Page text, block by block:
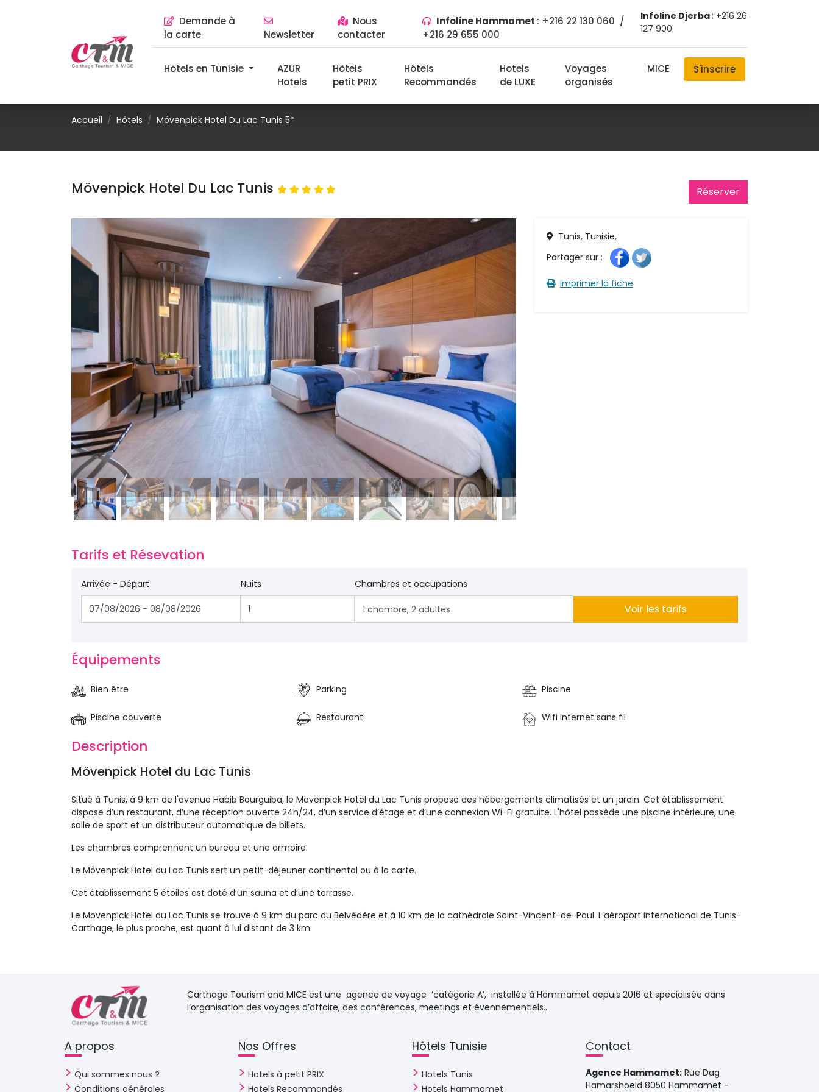
Demande à
la carte
Newsletter
Nous
contacter
Infoline Hammamet : +216 22 130 060 /
+216 29 655 000
Infoline Djerba: +216 26
127 900
Hôtels en Tunisie
AZUR
Hotels
Hôtels
petit PRIX
Hôtels
Recommandés
Hotels
de LUXE
Voyages
organisés
MICE S'inscrire
Accueil Hôtels Mövenpick Hotel Du Lac Tunis 5*
Mövenpick Hotel Du Lac Tunis Réserver
Tunis, Tunisie,
Partager sur :
Imprimer la fiche
Tarifs et Résevation
Arrivée - Départ Nuits Chambres et occupations
1 chambre,2 adultes Voir les tarifs
Équipements
Bien être Parking Piscine
Piscine couverte Restaurant Wifi Internet sans fil
Description
Mövenpick Hotel du Lac Tunis
Situé à Tunis, à 9 km de l'avenue Habib Bourguiba, le Mövenpick Hotel du Lac Tunis propose des hébergements climatisés et un jardin. Cet établissement
dispose d’un restaurant, d’une réception ouverte 24h/24, d’un service d’étage et d’une connexion Wi-Fi gratuite. L'hôtel possède une piscine intérieure, une
salle de sport et un distributeur automatique de billets.
Les chambres comprennent un bureau et une armoire.
Le Mövenpick Hotel du Lac Tunis sert un petit-déjeuner continental ou à la carte.
Cet établissement 5 étoiles est doté d’un sauna et d’une terrasse.
Le Mövenpick Hotel du Lac Tunis se trouve à 9 km du parc du Belvédère et à 10 km de la cathédrale Saint-Vincent-de-Paul. L’aéroport international de Tunis-
Carthage, le plus proche, est quant à lui distant de 3 km.
Carthage Tourism and MICE est une agence de voyage ‘catégorie A’, installée à Hammamet depuis 2016 et specialisée dans
l’organisation des voyages d’affaire, des conférences, meetings et évennementiels...
A propos
Qui sommes nous ?
Conditions générales
Nos Offres
Hotels à petit PRIX
Hotels Recommandés
Hôtels Tunisie
Hotels Tunis
Hotels Hammamet
Contact
Agence Hammamet: Rue Dag
Hamarshoeld 8050 Hammamet -